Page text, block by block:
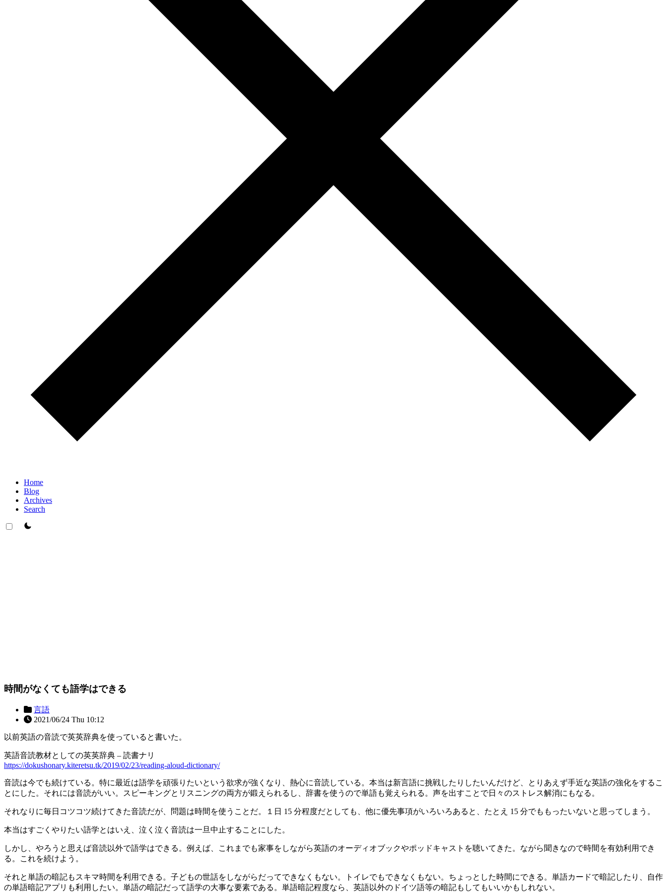
Home
Blog
Archives
Search
theme switcher
時間がなくても語学はできる
言語
2021/06/24 Thu 10:12
以前英語の音読で英英辞典を使っていると書いた。
英語音読教材としての英英辞典 – 読書ナリ
https://dokushonary.kiteretsu.tk/2019/02/23/reading-aloud-dictionary/
音読は今でも続けている。特に最近は語学を頑張りたいという欲求が強くなり、熱心に音読している。本当は新言語に挑戦したりしたいんだけど、とりあえず手近な英語の強化をするこ
とにした。それには音読がいい。スピーキングとリスニングの両方が鍛えられるし、辞書を使うので単語も覚えられる。声を出すことで日々のストレス解消にもなる。
それなりに毎日コツコツ続けてきた音読だが、問題は時間を使うことだ。１日 15 分程度だとしても、他に優先事項がいろいろあると、たとえ 15 分でももったいないと思ってしまう。
本当はすごくやりたい語学とはいえ、泣く泣く音読は一旦中止することにした。
しかし、やろうと思えば音読以外で語学はできる。例えば、これまでも家事をしながら英語のオーディオブックやポッドキャストを聴いてきた。ながら聞きなので時間を有効利用でき
る。これを続けよう。
それと単語の暗記もスキマ時間を利用できる。子どもの世話をしながらだってできなくもない。トイレでもできなくもない。ちょっとした時間にできる。単語カードで暗記したり、自作
の単語暗記アプリも利用したい。単語の暗記だって語学の大事な要素である。単語暗記程度なら、英語以外のドイツ語等の暗記もしてもいいかもしれない。